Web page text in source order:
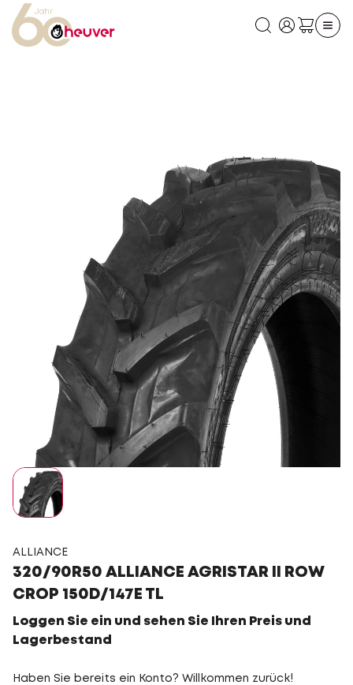
ALLIANCE
320/90R50 ALLIANCE AGRISTAR II ROW
CROP 150D/147E TL
Loggen Sie ein und sehen Sie Ihren Preis und
Lagerbestand
Haben Sie bereits ein Konto? Willkommen zurück!